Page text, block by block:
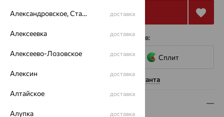
Купить
4 платежа по 4 816 с помощью сервисов:
Сплит
Нужна помощь консультанта
Александровское, Ставропольский край доставка
Алексеевка доставка
Алексеево-Лозовское доставка
Алексин доставка
Алтайское доставка
Алупка доставка